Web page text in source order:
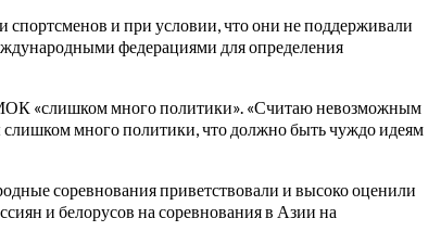
и при условии, что они не поддерживали
федерациями для определения
«слишком много политики». «Считаю невозможным
слишком много политики, что должно быть чуждо идеям
соревнования приветствовали и высоко оценили
и белорусов на соревнования в Азии на